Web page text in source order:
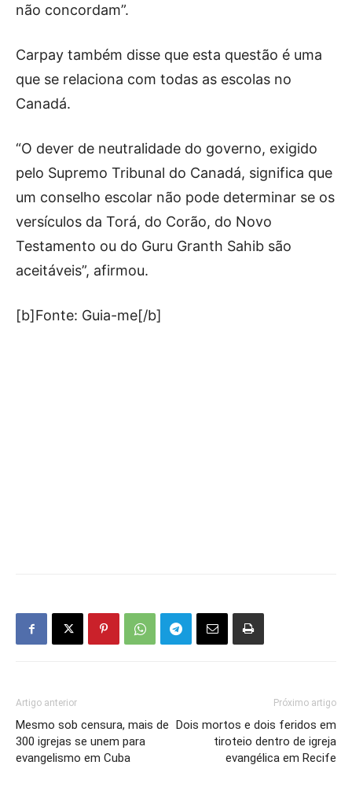
não concordam”.
Carpay também disse que esta questão é uma
que se relaciona com todas as escolas no
Canadá.
“O dever de neutralidade do governo, exigido
pelo Supremo Tribunal do Canadá, significa que
um conselho escolar não pode determinar se os
versículos da Torá, do Corão, do Novo
Testamento ou do Guru Granth Sahib são
aceitáveis”, afirmou.
[b]Fonte: Guia-me[/b]
Artigo anterior
Mesmo sob censura, mais de
300 igrejas se unem para
evangelismo em Cuba
Próximo artigo
Dois mortos e dois feridos em
tiroteio dentro de igreja
evangélica em Recife